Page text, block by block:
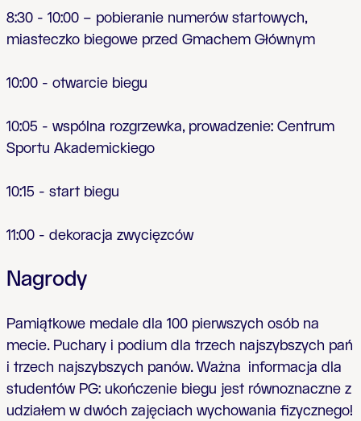
8:30 - 10:00 – pobieranie numerów startowych,
miasteczko biegowe przed Gmachem Głównym
10:00 - otwarcie biegu
10:05 - wspólna rozgrzewka, prowadzenie: Centrum
Sportu Akademickiego
10:15 - start biegu
11:00 - dekoracja zwycięzców
Nagrody
Pamiątkowe medale dla 100 pierwszych osób na
mecie. Puchary i podium dla trzech najszybszych pań
i trzech najszybszych panów.Ważna informacja dla
studentów PG: ukończenie biegu jest równoznaczne z
udziałem w dwóch zajęciach wychowania fizycznego!